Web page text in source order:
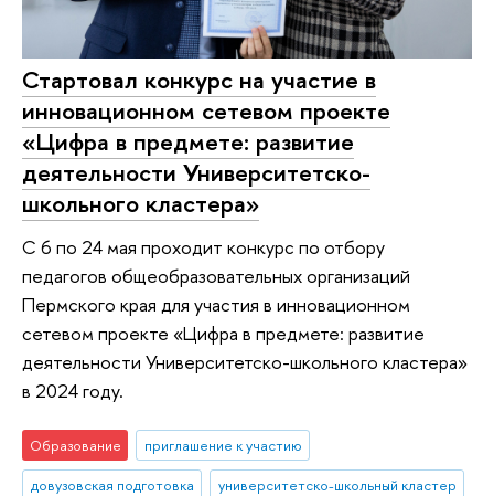
Стартовал конкурс на участие в
инновационном сетевом проекте
«Цифра в предмете: развитие
деятельности Университетско-
школьного кластера»
С 6 по 24 мая проходит конкурс по отбору
педагогов общеобразовательных организаций
Пермского края для участия в инновационном
сетевом проекте «Цифра в предмете: развитие
деятельности Университетско-школьного кластера»
в 2024 году.
Образование
приглашение к участию
довузовская подготовка
университетско-школьный кластер